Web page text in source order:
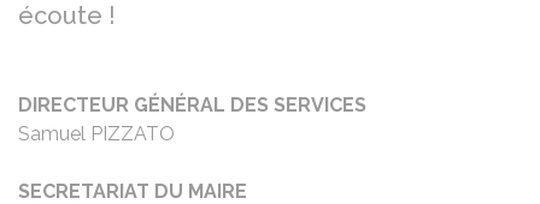
écoute !
DIRECTEUR GÉNÉRAL DES SERVICES
Samuel PIZZATO
SECRETARIAT DU MAIRE